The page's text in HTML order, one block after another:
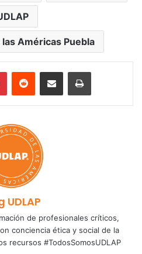
Américas Puebla
PinterestReddit Share via Email Print
UDLAP
de profesionales críticos,
conciencia ética y social de la
recursos #TodosSomosUDLAP